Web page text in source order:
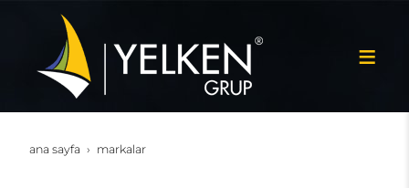
ana sayfa markalar